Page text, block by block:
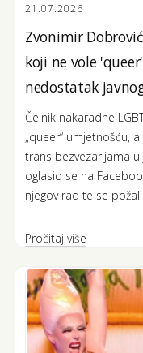
21.07.2026
Zvonimir
koji ne vole
nedostatak
Čelnik nakaradne
„queer“ umjetnošću,
trans bezvezarijama
oglasio se na
njegov rad te se
Pročitaj više